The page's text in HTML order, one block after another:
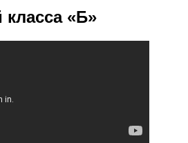
«Б»